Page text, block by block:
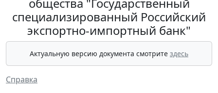
общества "Государственный
специализированный Российский
экспортно-импортный банк"
Актуальную версию документа смотрите здесь
Справка